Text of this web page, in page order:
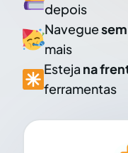
depois
Navegue
mais
Esteja na
ferramentas